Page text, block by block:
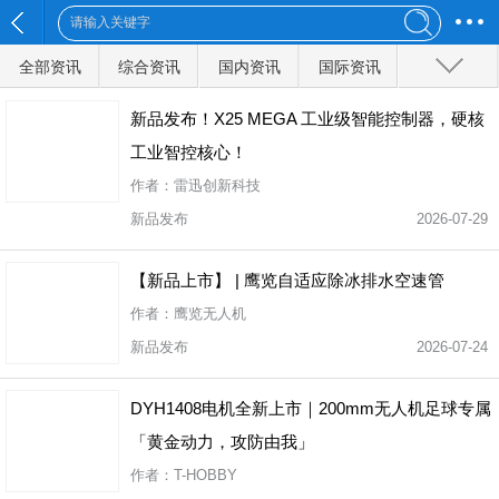
全部资讯 综合资讯 国内资讯 国际资讯
应用领域 科技探索 新品发布 企业动态
展会动态 UAV评测
新品发布！X25 MEGA 工业级智能控制器，硬核
工业智控核心！
作者：雷迅创新科技
新品发布
2026-07-29
【新品上市】 | 鹰览自适应除冰排水空速管
作者：鹰览无人机
新品发布
2026-07-24
DYH1408电机全新上市｜200mm无人机足球专属
「黄金动力，攻防由我」
作者：T-HOBBY